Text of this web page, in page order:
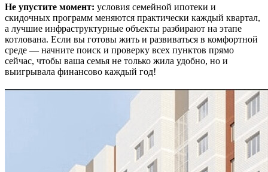
Не упустите момент: условия семейной ипотеки и
скидочных программ меняются практически каждый квартал,
а лучшие инфраструктурные объекты разбирают на этапе
котлована. Если вы готовы жить и развиваться в комфортной
среде — начните поиск и проверку всех пунктов прямо
сейчас, чтобы ваша семья не только жила удобно, но и
выигрывала финансово каждый год!